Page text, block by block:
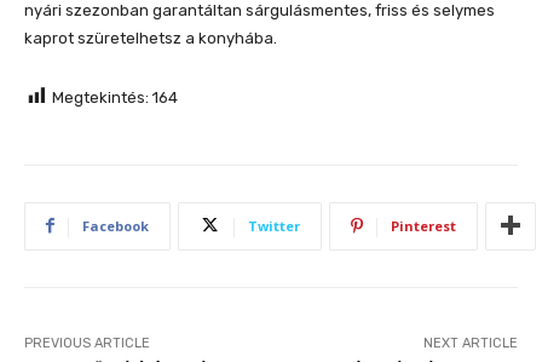
nyári szezonban garantáltan sárgulásmentes, friss és selymes
kaprot szüretelhetsz a konyhába.
Megtekintés: 164
Facebook Twitter Pinterest
PREVIOUS ARTICLE NEXT ARTICLE